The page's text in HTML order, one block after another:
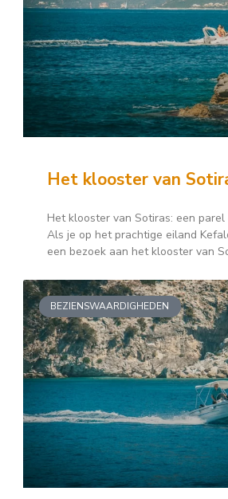
Het klooster van
Het klooster van Sotiras: een parel
Als je op het prachtige eiland
een bezoek aan het klooster van
BEZIENSWAARDIGHEDEN